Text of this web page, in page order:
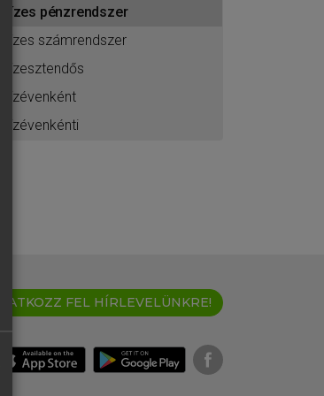
tízes pénzrendszer
tízes számrendszer
tízesztendős
tízévenként
tízévenkénti
IRATKOZZ FEL HÍRLEVELÜNKRE!